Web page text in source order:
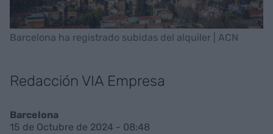
Barcelona ha registrado subidas del alquiler | ACN
Redacción VIA Empresa
Barcelona
15 de Octubre de 2024 - 08:48